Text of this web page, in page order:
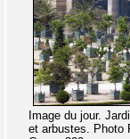
Image du jour.
et arbustes. Photo